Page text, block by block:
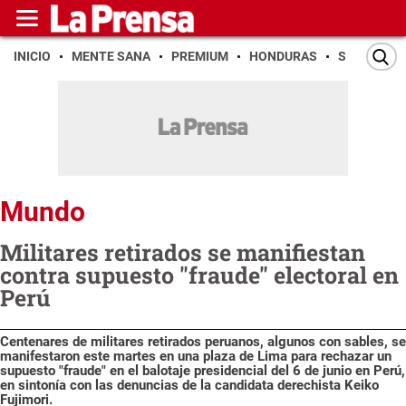
INICIO MENTE SANA PREMIUM HONDURAS SAN PEDRO
Mundo
Militares retirados se manifiestan
contra supuesto "fraude" electoral en
Perú
Centenares de militares retirados peruanos, algunos con sables, se
manifestaron este martes en una plaza de Lima para rechazar un
supuesto "fraude" en el balotaje presidencial del 6 de junio en Perú,
en sintonía con las denuncias de la candidata derechista Keiko
Fujimori.